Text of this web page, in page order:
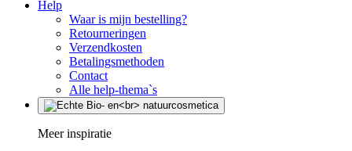
Help
Waar is mijn bestelling?
Retourneringen
Verzendkosten
Betalingsmethoden
Contact
Alle help-thema`s
Meer inspiratie